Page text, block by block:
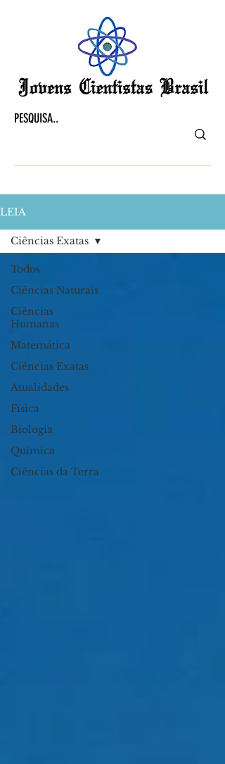
LEIA
Todos
Ciências Naturais
Ciências
Humanas
Matemática
Ciências Exatas
Atualidades
Física
Biologia
Química
Ciências da Terra
Ciências Exatas